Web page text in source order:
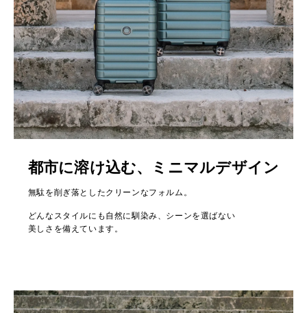
都市に溶け込む、ミニマルデザイン
無駄を削ぎ落としたクリーンなフォルム。
どんなスタイルにも自然に馴染み、シーンを選ばない
美しさを備えています。